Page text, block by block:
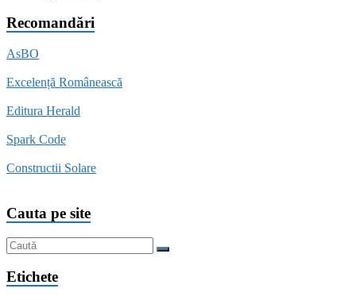
Recomandări
AsBO
Excelență Românească
Editura Herald
Spark Code
Constructii Solare
Cauta pe site
Etichete